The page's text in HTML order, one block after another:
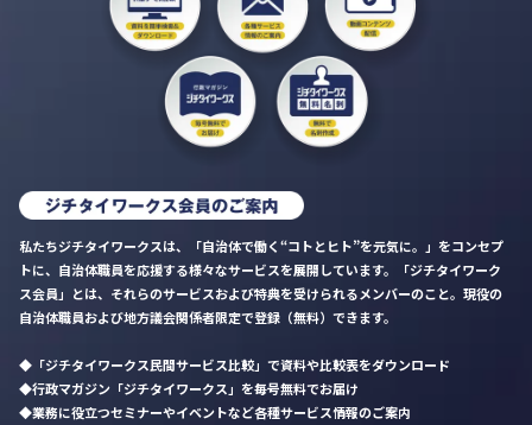
私たちジチタイワークスは、「自治体で働く“コトとヒト”を元気に。」をコンセプ
トに、自治体職員を応援する様々なサービスを展開しています。「ジチタイワーク
ス会員」とは、それらのサービスおよび特典を受けられるメンバーのこと。現役の
自治体職員および地方議会関係者限定で登録（無料）できます。
「ジチタイワークス民間サービス比較」で資料や比較表をダウンロード
行政マガジン「ジチタイワークス」を毎号無料でお届け
業務に役立つセミナーやイベントなど各種サービス情報のご案内